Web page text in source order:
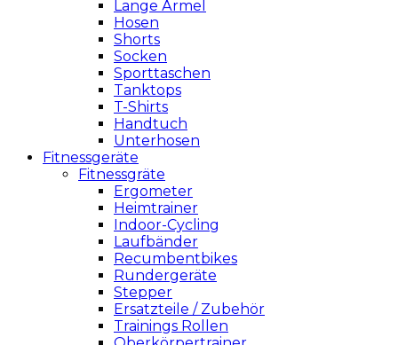
Lange Ärmel
Hosen
Shorts
Socken
Sporttaschen
Tanktops
T-Shirts
Handtuch
Unterhosen
Fitnessgeräte
Fitnessgräte
Ergometer
Heimtrainer
Indoor-Cycling
Laufbänder
Recumbentbikes
Rundergeräte
Stepper
Ersatzteile / Zubehör
Trainings Rollen